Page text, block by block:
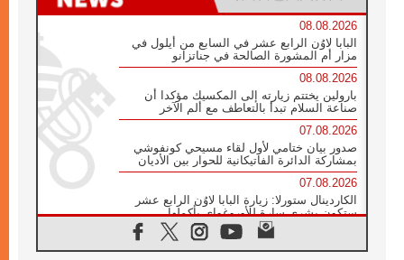
08.08.2026
البابا لاوُن الرابع عشر في السابع من أيلول في
مزار أم المشورة الصالحة في جناتزانو
08.08.2026
بارولين يختتم زيارته إلى المكسيك مؤكدا أن
صناعة السلام تبدأ بالتعاطف مع ألم الآخر
07.08.2026
صدور بيان ختامي لأول لقاء مسيحي كونفوشي
بمشاركة الدائرة الفاتيكانية للحوار بين الأديان
07.08.2026
الكاردينال ستورلا: زيارة البابا لاوُن الرابع عشر
ستكون بشرى سارة للأوروغواي بأكملها
الفاتيكان يعلن برنامج الزيارة الرسولية للبابا لاوُن